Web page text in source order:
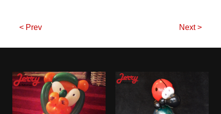
< Prev Next >